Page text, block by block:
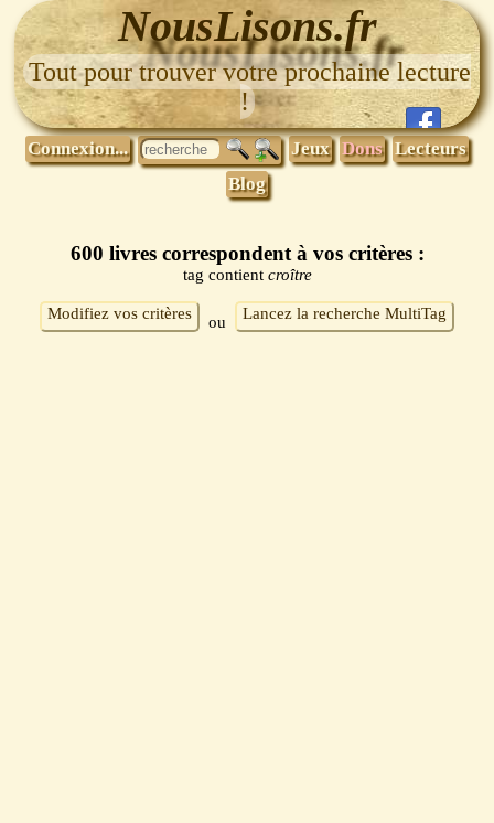
NousLisons.fr
Tout pour trouver votre prochaine lecture
!
Connexion... Jeux Dons Lecteurs
Blog
600 livres correspondent à vos critères :
tag contient croître
Modifiez vos critères ou Lancez la recherche MultiTag